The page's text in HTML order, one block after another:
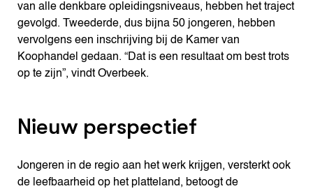
van alle denkbare opleidingsniveaus, hebben het traject
gevolgd. Tweederde, dus bijna 50 jongeren, hebben
vervolgens een inschrijving bij de Kamer van
Koophandel gedaan. “Dat is een resultaat om best trots
op te zijn”, vindt Overbeek.
Nieuw perspectief
Jongeren in de regio aan het werk krijgen, versterkt ook
de leefbaarheid op het platteland, betoogt de